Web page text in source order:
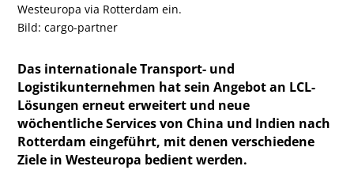
Westeuropa via Rotterdam ein.
Bild: cargo-partner
Das internationale Transport- und
Logistikunternehmen hat sein Angebot an LCL-
Lösungen erneut erweitert und neue
wöchentliche Services von China und Indien nach
Rotterdam eingeführt, mit denen verschiedene
Ziele in Westeuropa bedient werden.